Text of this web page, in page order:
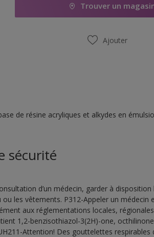
Trouver un
Ajouter
de résine acryliques et alkydes en
sécurité
d’un médecin, garder à
les vêtements. P312-Appeler un médecin
aux réglementations locales,
1,2-benzisothiazol-3(2H)-one,
Attention! Des gouttelettes respirables